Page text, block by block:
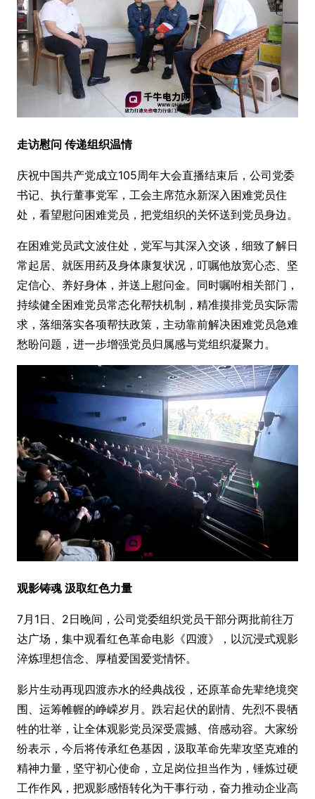
走访慰问 传递组织温情
庆祝中国共产党成立105周年大会直播结束后，公司党委
书记、执行董事党军，工会主席范永新深入困难党员住
处，看望慰问困难党员，把党组织的关怀送到党员身边。
在困难党员武文波住处，党军与其深入交谈，细致了解日
常起居、就医用药及身体康复状况，叮嘱他放宽心态、坚
定信心、养好身体，并送上慰问金。同时嘱咐相关部门，
持续健全困难党员常态化帮扶机制，精准摸排党员实际需
求，落细落实各项帮扶政策，主动靠前解决困难党员急难
愁盼问题，进一步增强党员归属感与党组织凝聚力。
观影铸魂 汲取红色力量
7月1日、2日晚间，公司党委组织党员干部分两批前往万
达广场，集中观看红色革命电影《四渡》，以沉浸式观影
淬炼理想信念、厚植爱国爱党情怀。
影片生动再现四渡赤水的经典战役，还原革命先辈绝境突
围、运筹帷幄的峥嵘岁月。跌宕起伏的剧情、先烈不畏牺
牲的壮举，让全体观影党员深受震撼、倍感动容。大家纷
纷表示，今后将传承红色基因，汲取革命先辈攻坚克难的
精神力量，坚守初心使命，立足岗位担当作为，锤炼过硬
工作作风，把观影感悟转化为干事行动，奋力推动企业高